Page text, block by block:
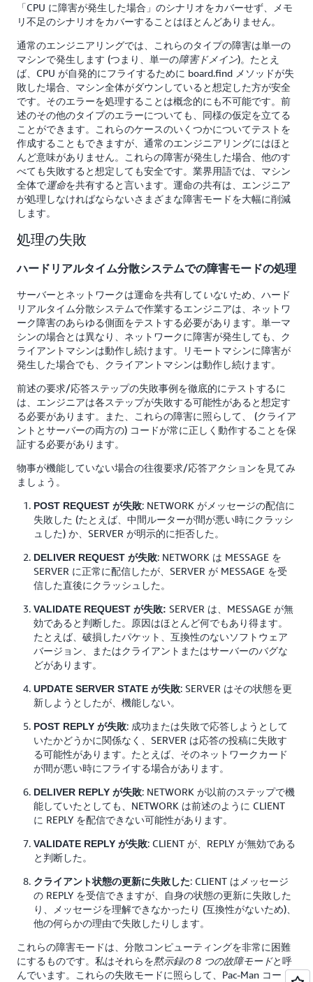
「CPU に障害が発生した場合」のシナリオをカバーせず、メモ
リ不足のシナリオをカバーすることはほとんどありません。
通常のエンジニアリングでは、これらのタイプの障害は単一の
マシンで発生します (つまり、単一の障害ドメイン)。たとえ
ば、CPU が自発的にフライするために board.find メソッドが失
敗した場合、マシン全体がダウンしていると想定した方が安全
です。そのエラーを処理することは概念的にも不可能です。前
述のその他のタイプのエラーについても、同様の仮定を立てる
ことができます。これらのケースのいくつかについてテストを
作成することもできますが、通常のエンジニアリングにはほと
んど意味がありません。これらの障害が発生した場合、他のす
べても失敗すると想定しても安全です。業界用語では、マシン
全体で運命を共有すると言います。運命の共有は、エンジニア
が処理しなければならないさまざまな障害モードを大幅に削減
します。
処理の失敗
ハードリアルタイム分散システムでの障害モードの処理
サーバーとネットワークは運命を共有していないため、ハード
リアルタイム分散システムで作業するエンジニアは、ネットワ
ーク障害のあらゆる側面をテストする必要があります。単一マ
シンの場合とは異なり、ネットワークに障害が発生しても、ク
ライアントマシンは動作し続けます。リモートマシンに障害が
発生した場合でも、クライアントマシンは動作し続けます。
前述の要求/応答ステップの失敗事例を徹底的にテストするに
は、エンジニアは各ステップが失敗する可能性があると想定す
る必要があります。また、これらの障害に照らして、 (クライア
ントとサーバーの両方の) コードが常に正しく動作することを保
証する必要があります。
物事が機能していない場合の往復要求/応答アクションを見てみ
ましょう。
POST REQUEST が失敗: NETWORK がメッセージの配信に
失敗した (たとえば、中間ルーターが間が悪い時にクラッシ
ュした) か、SERVER が明示的に拒否した。
DELIVER REQUEST が失敗: NETWORK は MESSAGE を
SERVER に正常に配信したが、SERVER が MESSAGE を受
信した直後にクラッシュした。
VALIDATE REQUEST が失敗: SERVER は、MESSAGE が無
効であると判断した。原因はほとんど何でもあり得ます。
たとえば、破損したパケット、互換性のないソフトウェア
バージョン、またはクライアントまたはサーバーのバグな
どがあります。
UPDATE SERVER STATE が失敗: SERVER はその状態を更
新しようとしたが、機能しない。
POST REPLY が失敗: 成功または失敗で応答しようとして
いたかどうかに関係なく、SERVER は応答の投稿に失敗す
る可能性があります。たとえば、そのネットワークカード
が間が悪い時にフライする場合があります。
DELIVER REPLY が失敗: NETWORK が以前のステップで機
能していたとしても、NETWORK は前述のように CLIENT
に REPLY を配信できない可能性があります。
VALIDATE REPLY が失敗: CLIENT が、REPLY が無効である
と判断した。
クライアント状態の更新に失敗した: CLIENT はメッセージ
の REPLY を受信できますが、自身の状態の更新に失敗した
り、メッセージを理解できなかったり (互換性がないため)、
他の何らかの理由で失敗したりします。
これらの障害モードは、分散コンピューティングを非常に困難
にするものです。私はそれらを黙示録の 8 つの故障モードと呼
んでいます。これらの失敗モードに照らして、Pac-Man コード